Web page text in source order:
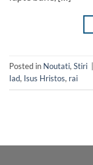
Posted in Noutati, Stiri
Iad, Isus Hristos, rai